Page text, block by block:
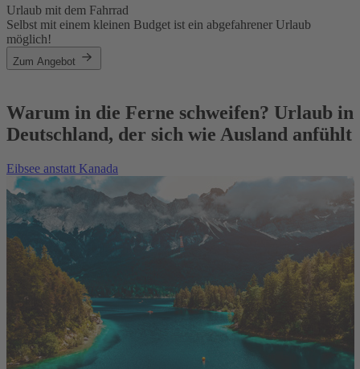
Urlaub mit dem Fahrrad
Selbst mit einem kleinen Budget ist ein abgefahrener Urlaub
möglich!
Zum Angebot
Warum in die Ferne schweifen? Urlaub in
Deutschland, der sich wie Ausland anfühlt
Eibsee anstatt Kanada